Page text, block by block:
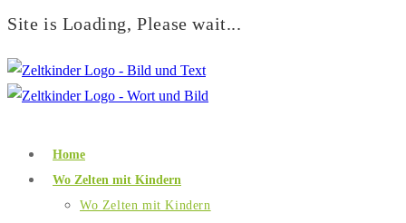
Site is Loading, Please wait...
Home
Wo Zelten mit Kindern
Wo Zelten mit Kindern